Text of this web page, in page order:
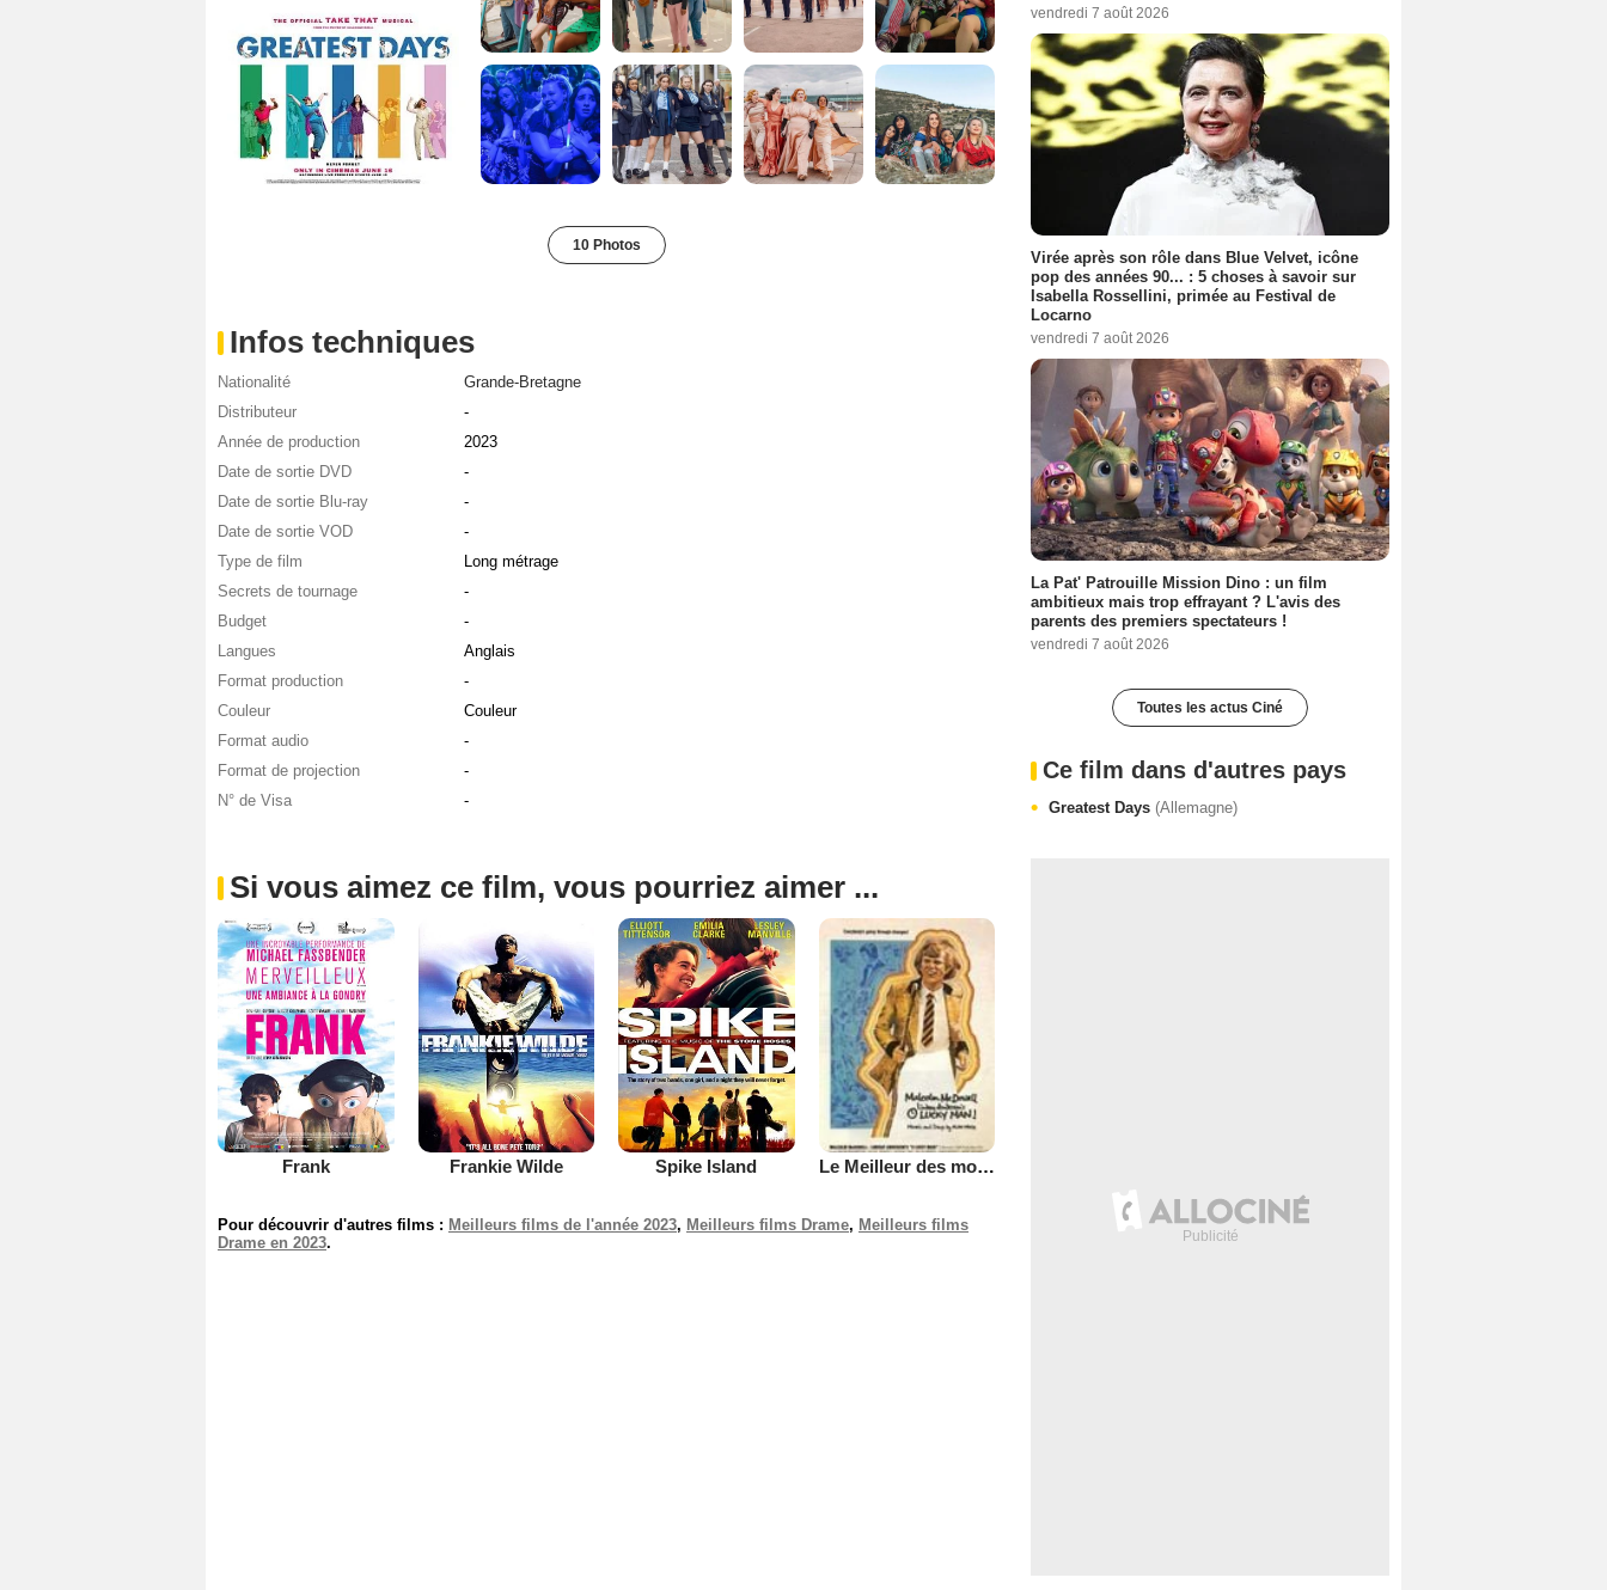
10 Photos
Infos techniques
Nationalité
Grande-Bretagne
Distributeur
-
Année de production
2023
Date de sortie DVD
-
Date de sortie Blu-ray
-
Date de sortie VOD
-
Type de film
Long métrage
Secrets de tournage
-
Budget
-
Langues
Anglais
Format production
-
Couleur
Couleur
Format audio
-
Format de projection
-
N° de Visa
-
Si vous aimez ce film, vous pourriez aimer ...
Frank Frankie Wilde Spike Island Le Meilleur des mondes possibles
Pour découvrir d'autres films : Meilleurs films de l'année 2023, Meilleurs films Drame, Meilleurs films
Drame en 2023.
vendredi 7 août 2026
Virée après son rôle dans Blue Velvet, icône
pop des années 90... : 5 choses à savoir sur
Isabella Rossellini, primée au Festival de
Locarno
vendredi 7 août 2026
La Pat' Patrouille Mission Dino : un film
ambitieux mais trop effrayant ? L'avis des
parents des premiers spectateurs !
vendredi 7 août 2026
Toutes les actus Ciné
Ce film dans d'autres pays
Greatest Days (Allemagne)